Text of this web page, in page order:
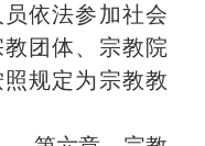
依法参加社会
团体、宗教院
规定为宗教教